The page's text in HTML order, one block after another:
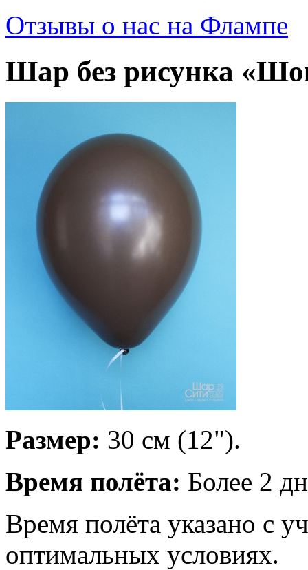
Отзывы о нас на Флампе
Шар без рисунка
Размер: 30 см (12").
Время полёта: Более 2
Время полёта указано с
оптимальных условиях.